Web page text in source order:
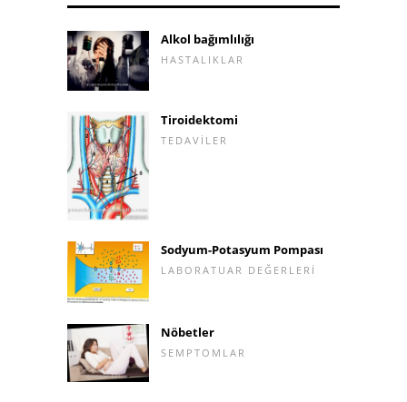
Alkol bağımlılığı
HASTALIKLAR
Tiroidektomi
TEDAVILER
Sodyum-Potasyum Pompası
LABORATUAR DEĞERLERI
Nöbetler
SEMPTOMLAR